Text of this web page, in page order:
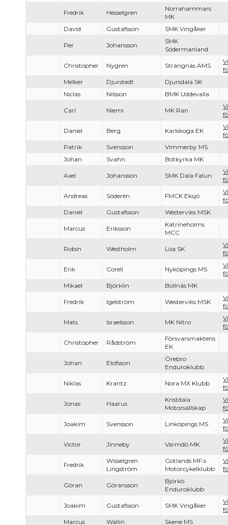
Fredrik Hesselgren
Norrahammars
MK
David
Gustafsson SMK Vingåker
Per Johansson
SMK
Södermanland
Christopher Nygren Strängnäs AMS
Melker
Djurstedt
Djursdala SK
Niclas
Nilsson BMK Uddevalla
Carl Niemi MK Ran
Daniel Berg Karlskoga EK
Patrik
Svensson
Vimmerby MS
Johan
Svahn Botkyrka MK
Axel Johansson SMK Dala Falun
Andreas Söderén FMCK Eksjö
Daniel
Gustafsson Westerviks MSK
Marcus Eriksson
Katrineholms
MCC
Robin Westholm Löa SK
Erik Corell Nyköpings MS
Mikael
Björklin Bollnäs MK
Fredrik Igelström Westerviks MSK
Mats Israelsson MK Nitro
Christopher Rådström
Försvarsmaktens
EK
Johan Elofsson
Örebro
Enduroklubb
Niklas Krantz Nora MX Klubb
Jonas Haarus
Kristdala
Motorsällskap
Joakim Svensson Linköpings MS
Victor Jinneby Värmdö MK
Fredrik
Wisselgren
Lingström
Gotlands MF:s
Motorcykelklubb
Göran Göransson
Björkö
Enduroklubb
Joakim Gustafsson SMK Vingåker
Marcus
Wallin Skene MS